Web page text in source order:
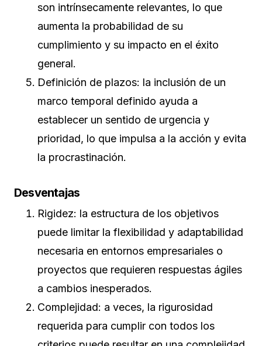
son intrínsecamente relevantes, lo que
aumenta la probabilidad de su
cumplimiento y su impacto en el éxito
general.
Definición de plazos: la inclusión de un
marco temporal definido ayuda a
establecer un sentido de urgencia y
prioridad, lo que impulsa a la acción y evita
la procrastinación.
Desventajas
Rigidez: la estructura de los objetivos
puede limitar la flexibilidad y adaptabilidad
necesaria en entornos empresariales o
proyectos que requieren respuestas ágiles
a cambios inesperados.
Complejidad: a veces, la rigurosidad
requerida para cumplir con todos los